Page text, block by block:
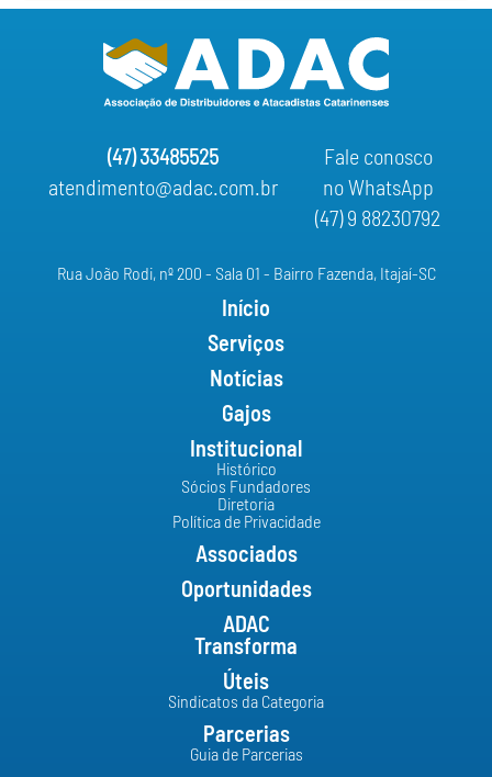
(47) 33485525
atendimento@adac.com.br
Fale conosco
no WhatsApp
(47) 9 88230792
Rua João Rodi, nº 200 - Sala 01 - Bairro Fazenda, Itajaí-SC
Início
Serviços
Notícias
Gajos
Institucional
Histórico
Sócios Fundadores
Diretoria
Política de Privacidade
Associados
Oportunidades
ADAC
Transforma
Úteis
Sindicatos da Categoria
Parcerias
Guia de Parcerias